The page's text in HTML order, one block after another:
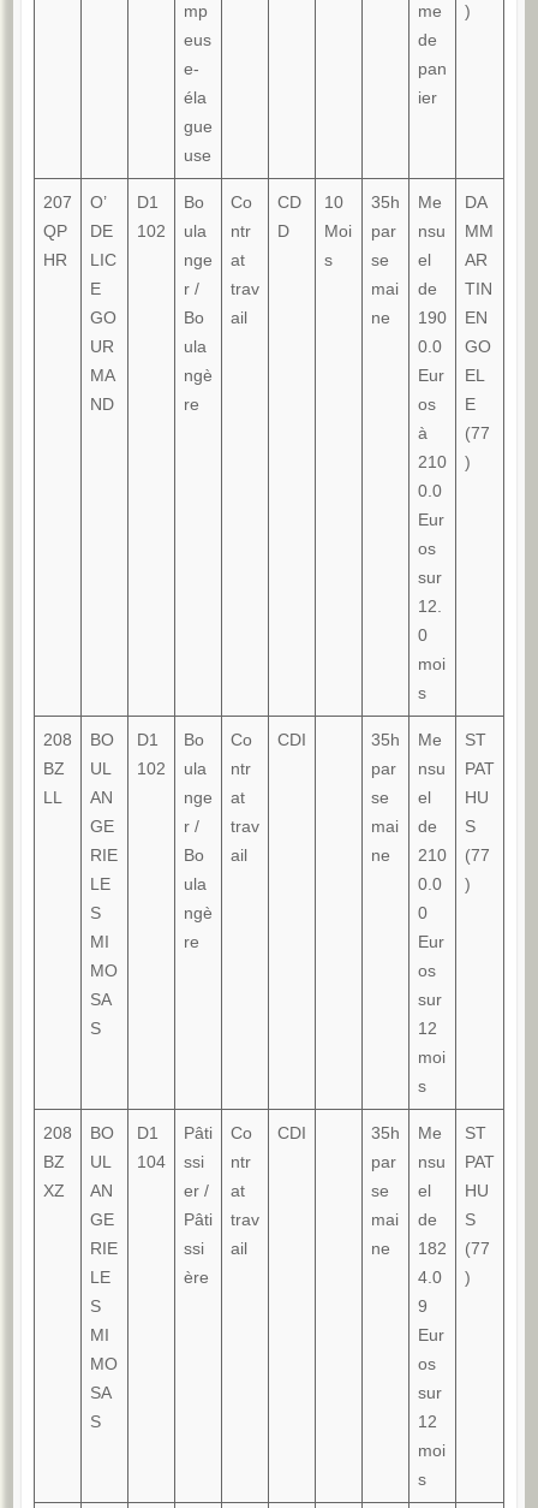
mp
eus
e-
éla
gue
use
me
de
pan
ier
)
207
QP
HR
O’
DE
LIC
E
GO
UR
MA
ND
D1
102
Bo
ula
nge
r /
Bo
ula
ngè
re
Co
ntr
at
trav
ail
CD
D
10
Moi
s
35h
par
se
mai
ne
Me
nsu
el
de
190
0.0
Eur
os
à
210
0.0
Eur
os
sur
12.
0
moi
s
DA
MM
AR
TIN
EN
GO
EL
E
(77
)
208
BZ
LL
BO
UL
AN
GE
RIE
LE
S
MI
MO
SA
S
D1
102
Bo
ula
nge
r /
Bo
ula
ngè
re
Co
ntr
at
trav
ail
CDI
35h
par
se
mai
ne
Me
nsu
el
de
210
0.0
0
Eur
os
sur
12
moi
s
ST
PAT
HU
S
(77
)
208
BZ
XZ
BO
UL
AN
GE
RIE
LE
S
MI
MO
SA
S
D1
104
Pâti
ssi
er /
Pâti
ssi
ère
Co
ntr
at
trav
ail
CDI
35h
par
se
mai
ne
Me
nsu
el
de
182
4.0
9
Eur
os
sur
12
moi
s
ST
PAT
HU
S
(77
)